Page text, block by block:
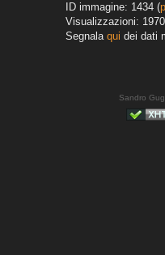
ID immagine: 1434 (
Visualizzazioni: 1970
Segnala qui dei dati
Sandro